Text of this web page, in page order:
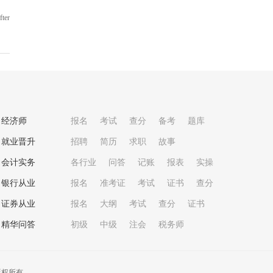
经济师 报名 考试 查分 备考 题库
就业晋升 招聘 简历 求职 故事
会计实务 各行业 问答 记账 报表 实操
银行从业 报名 准考证 考试 证书 查分
证券从业 报名 大纲 考试 查分 证书
精华问答 初级 中级 注会 税务师